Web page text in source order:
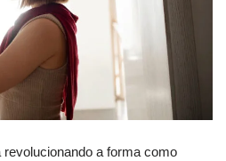
a forma como